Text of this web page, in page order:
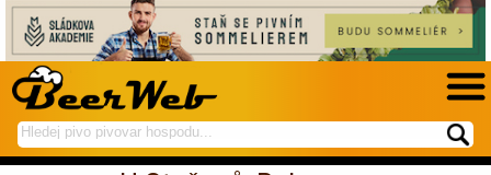
hledej
na
spustí
hledání